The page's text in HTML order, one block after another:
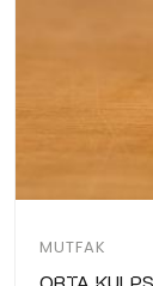
MUTFAK